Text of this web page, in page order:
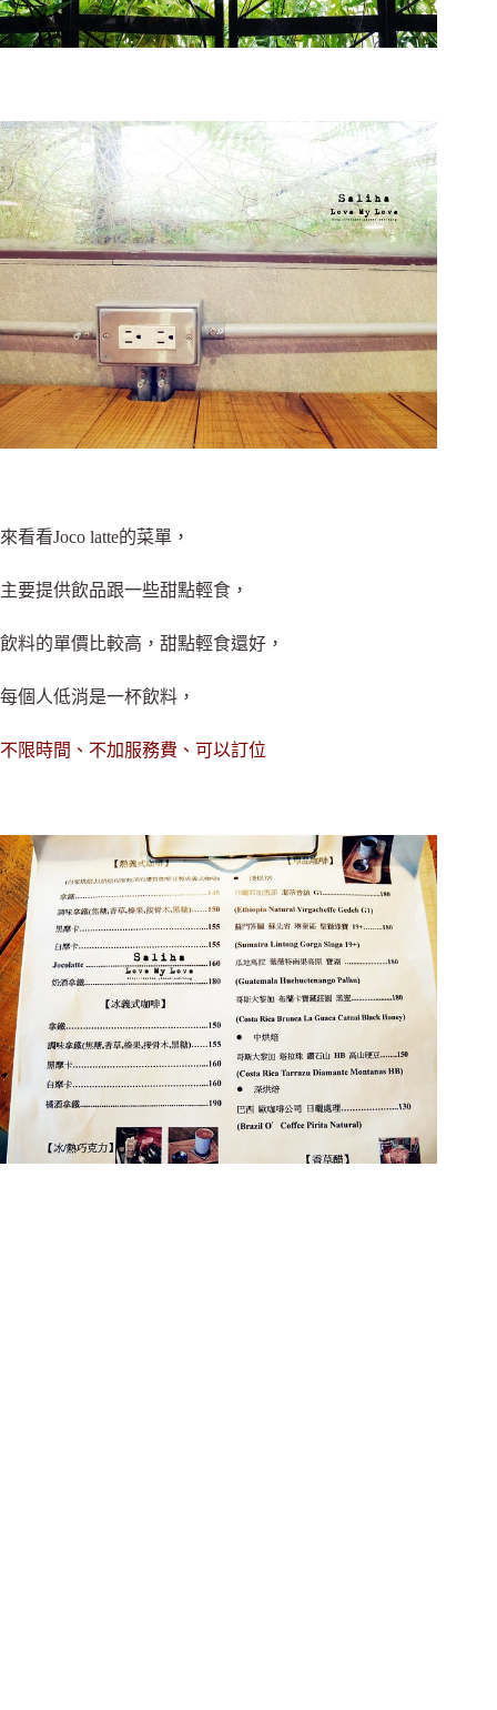
來看看Joco latte的菜單，
主要提供飲品跟一些甜點輕食，
飲料的單價比較高，甜點輕食還好，
每個人低消是一杯飲料，
不限時間、不加服務費、可以訂位